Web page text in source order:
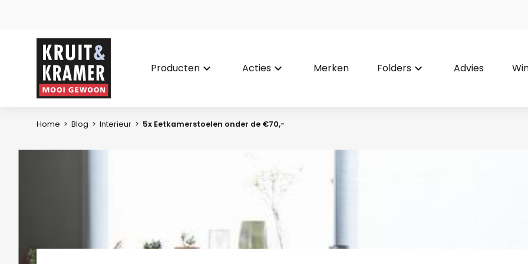
Producten keyboard_arrow_down Acties keyboard_arrow_down Merken Folders keyboard_arrow_down Advies
Home > Blog > Interieur > 5x Eetkamerstoelen onder de €70,-